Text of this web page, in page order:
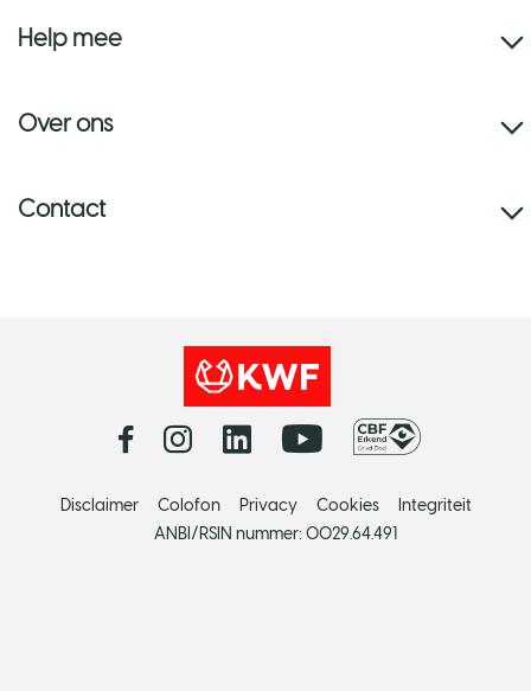
Help mee
Over ons
Contact
Disclaimer Colofon Privacy Cookies
Integriteit
ANBI/RSIN nummer: 0029.64.491